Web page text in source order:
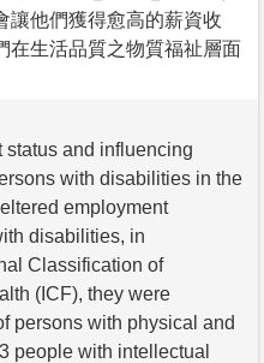
讓他們獲得愈高的薪資收
在生活品質之物質福祉層面
status and influencing
with disabilities in the
employment
disabilities, in
Classification of
(ICF), they were
persons with physical and
people with intellectual